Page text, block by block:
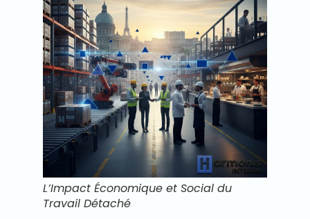
L’Impact Économique et Social du
Travail Détaché